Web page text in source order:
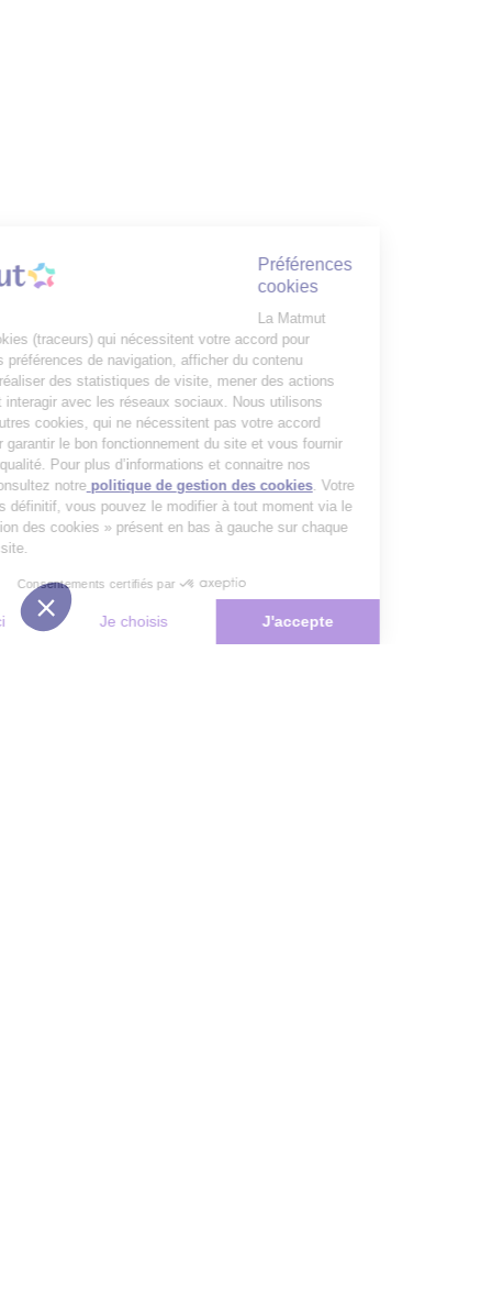
utilise des cookies (traceurs) qui nécessitent votre accord pour
mémoriser vos préférences de navigation, afficher du contenu
personnalisé, réaliser des statistiques de visite, mener des actions
publicitaires et interagir avec les réseaux sociaux. Nous utilisons
également d’autres cookies, qui ne nécessitent pas votre accord
préalable, pour garantir le bon fonctionnement du site et vous fournir
un service de qualité. Pour plus d’informations et connaitre nos
partenaires, consultez notre politique de gestion des cookies
choix n’est pas définitif, vous pouvez le modifier à tout moment via le
bouton « Gestion des cookies » présent en bas à gauche sur chaque
page de notre site.
Consentements certifiés par
Non merci Je choisis